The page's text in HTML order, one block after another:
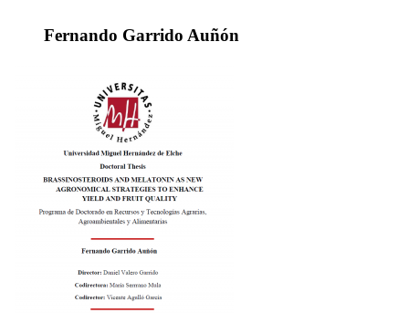
Fernando Garrido Auñón